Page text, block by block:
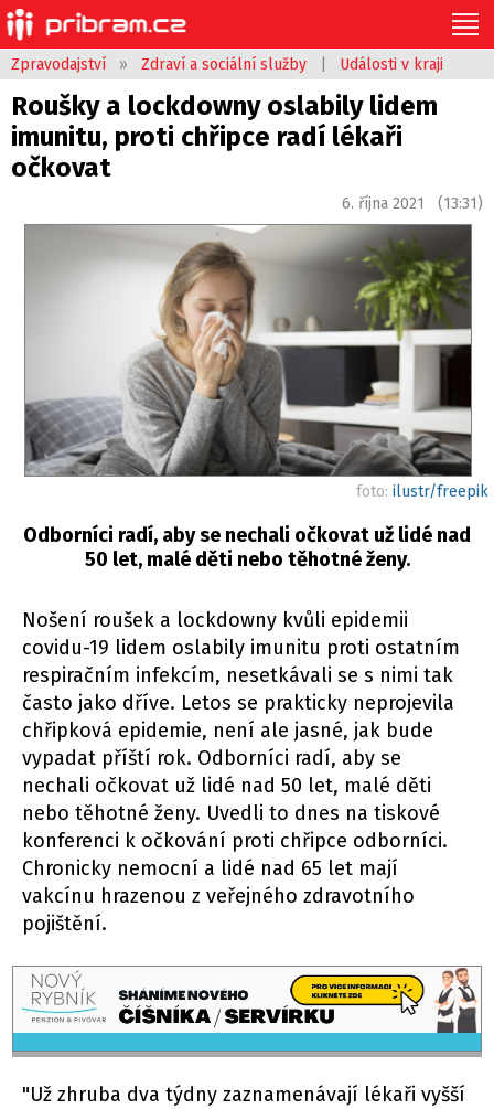
Zpravodajství » Zdraví a sociální služby Události v kraji
Roušky a lockdowny oslabily lidem
imunitu, proti chřipce radí lékaři
očkovat
6. října 2021 (13:31)
foto: ilustr/freepik
Odborníci radí, aby se nechali očkovat už lidé nad
50 let, malé děti nebo těhotné ženy.
Nošení roušek a lockdowny kvůli epidemii
covidu-19 lidem oslabily imunitu proti ostatním
respiračním infekcím, nesetkávali se s nimi tak
často jako dříve. Letos se prakticky neprojevila
chřipková epidemie, není ale jasné, jak bude
vypadat příští rok. Odborníci radí, aby se
nechali očkovat už lidé nad 50 let, malé děti
nebo těhotné ženy. Uvedli to dnes na tiskové
konferenci k očkování proti chřipce odborníci.
Chronicky nemocní a lidé nad 65 let mají
vakcínu hrazenou z veřejného zdravotního
pojištění.
"Už zhruba dva týdny zaznamenávají lékaři vyšší